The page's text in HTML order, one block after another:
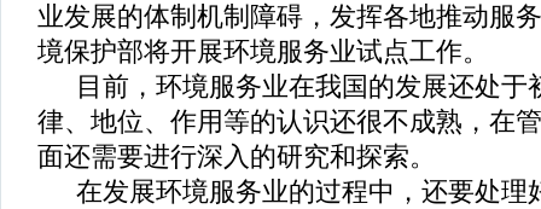
业发展的体制机制障碍，发挥各地推动服
境保护部将开展环境服务业试点工作。
目前，环境服务业在我国的发展还处于
律、地位、作用等的认识还很不成熟，在
面还需要进行深入的研究和探索。
在发展环境服务业的过程中，还要处理